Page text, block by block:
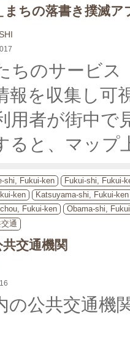
まちの落書き撲滅ア
ちのサービス
報を収集し可
用者が街中で
ると、マップ
shi, Fukui-ken
Fukui-shi, Fukui-
ken
Katsuyama-shi, Fukui-ken
Fukui-ken
Obama-shi,
通
交通機関
の公共交通機